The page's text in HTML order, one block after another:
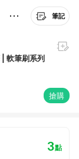
筆記
軟筆刷系列
搶購
3點